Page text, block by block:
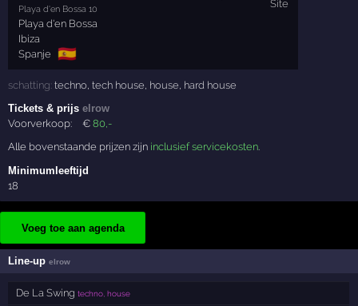
Playa d'en Bossa 10
Playa d'en Bossa
Ibiza
Spanje
🇪🇸
schatting:techno ,tech house house hard house
Tickets & prijselrow
Voorverkoop:
€80,-
Alle bovenstaande prijzen zijn inclusief servicekosten.
Minimumleeftijd
18
Voeg toe aan agenda
Line-upelrow
De La Swing techno, house